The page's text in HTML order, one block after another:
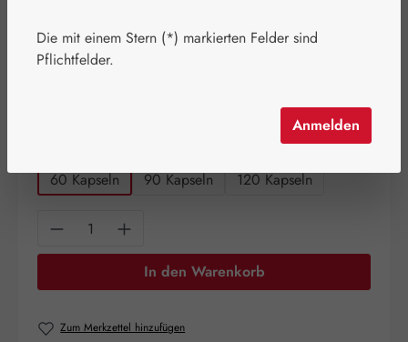
Preise inkl. MwSt. zzgl. Versandkosten
60 Kapseln 90 Kapseln 120 Kapseln
Produkt Anzahl: Gib den gewünschten
In den Warenkorb
Zum Merkzettel hinzufügen
Die mit einem Stern (*) markierten Felder sind
Pflichtfelder.
Anmelden